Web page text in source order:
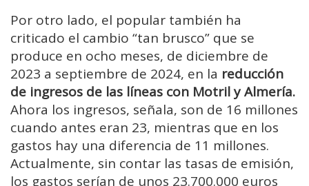
Por otro lado, el popular también ha
criticado el cambio “tan brusco” que se
produce en ocho meses, de diciembre de
2023 a septiembre de 2024, en la reducción
de ingresos de las líneas con Motril y Almería.
Ahora los ingresos, señala, son de 16 millones
cuando antes eran 23, mientras que en los
gastos hay una diferencia de 11 millones.
Actualmente, sin contar las tasas de emisión,
los gastos serían de unos 23.700.000 euros